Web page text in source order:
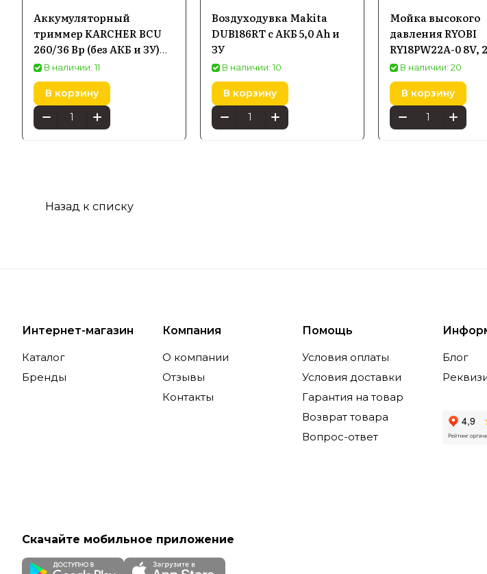
Аккумуляторный
триммер KARCHER BCU
260/36 Bp (без АКБ и ЗУ)
1.042-503.0
В наличии: 11
В корзину
Воздуходувка Makita
DUB186RT с АКБ 5,0 Ah и
ЗУ
В наличии: 10
В корзину
Мойка высокого
давления RYOBI
RY18PW22A-0 8V,
без АКБ и ЗУ
В наличии: 20
В корзину
Назад к списку
Интернет-магазин
Каталог
Бренды
Компания
О компании
Отзывы
Контакты
Помощь
Условия оплаты
Условия доставки
Гарантия на товар
Возврат товара
Вопрос-ответ
Блог
Скачайте мобильное приложение